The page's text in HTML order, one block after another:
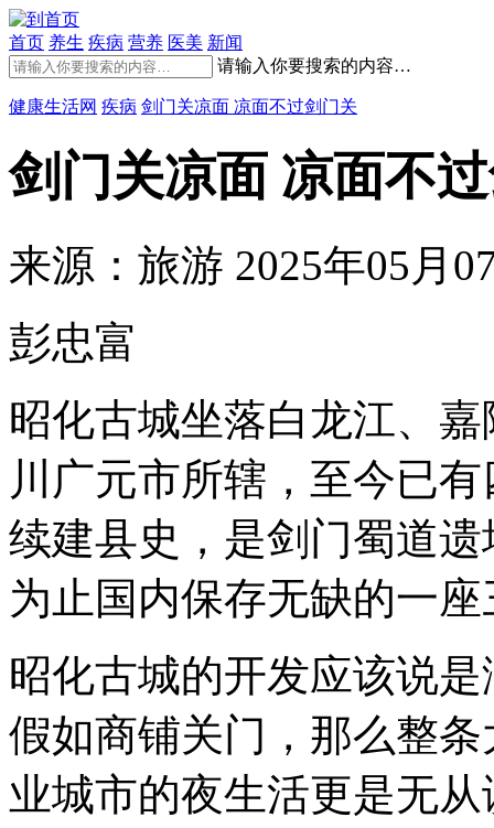
首页 养生 疾病 营养 医美 新闻
请输入你要搜索的内容…
健康生活网 疾病 剑门关凉面 凉面不过剑门关
剑门关凉面 凉面不
来源：旅游 2025年05月
彭忠富
昭化古城坐落白龙江、
川广元市所辖，至今已
续建县史，是剑门蜀道
为止国内保存无缺的一
昭化古城的开发应该说
假如商铺关门，那么整
业城市的夜生活更是无